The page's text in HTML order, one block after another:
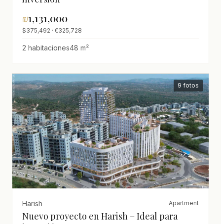
₪1,131,000
$375,492 · €325,728
2 habitaciones48 m²
9 fotos
Harish Apartment
Nuevo proyecto en Harish – Ideal para